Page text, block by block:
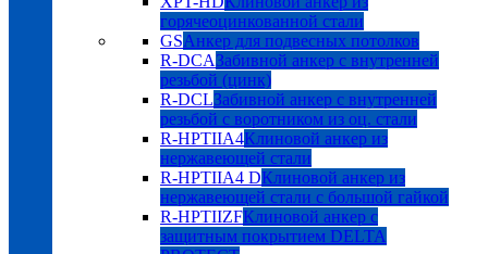
горячеоцинкованной стали
GSАнкер для подвесных потолков
R-DCAЗабивной анкер с внутренней
резьбой (цинк)
R-DCLЗабивной анкер с внутренней
резьбой с воротником из оц. стали
R-HPTIIA4Клиновой анкер из
нержавеющей стали
R-HPTIIA4 DКлиновой анкер из
нержавеющей стали с большой гайкой
R-HPTIIZFКлиновой анкер с
защитным покрытием DELTA